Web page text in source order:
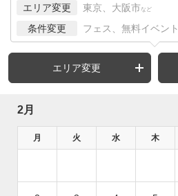
エリア変更 東京、大阪市 など
条件変更 フェス、無料イベント
エリア変更
2月
月 火 水 木